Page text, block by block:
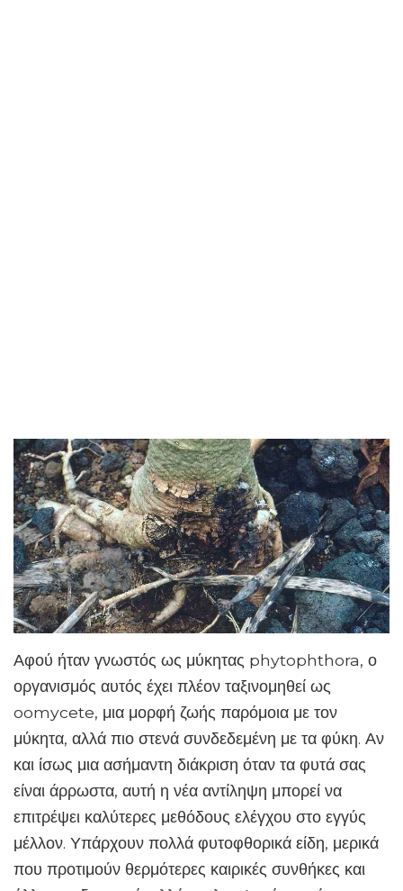
Αφού ήταν γνωστός ως μύκητας phytophthora, ο
οργανισμός αυτός έχει πλέον ταξινομηθεί ως
oomycete, μια μορφή ζωής παρόμοια με τον
μύκητα, αλλά πιο στενά συνδεδεμένη με τα φύκη. Αν
και ίσως μια ασήμαντη διάκριση όταν τα φυτά σας
είναι άρρωστα, αυτή η νέα αντίληψη μπορεί να
επιτρέψει καλύτερες μεθόδους ελέγχου στο εγγύς
μέλλον. Υπάρχουν πολλά φυτοφθορικά είδη, μερικά
που προτιμούν θερμότερες καιρικές συνθήκες και